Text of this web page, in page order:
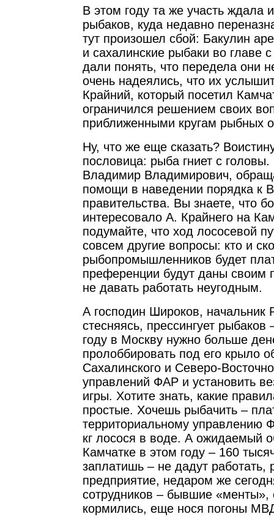
В этом году та же участь ждала
рыбаков, куда недавно
тут произошел сбой: Бакулин
и сахалинские рыбаки во главе
дали понять, что передела они
очень надеялись, что их
Крайний, который посетил
ограничился решением своих
приближенными кругам рыбных
Ну, что же еще сказать?
пословица: рыба гниет с
Владимир Владимирович,
помощи в наведении порядка к
правительства. Вы знаете, что
интересовало А. Крайнего на
подумайте, что ход лососевой
совсем другие вопросы: кто и
рыбопромышленников будет
преференции будут даны своим
не давать работать неугодным.
А господин Широков, начальник
стесняясь, прессингует рыбаков
году в Москву нужно больше
пролоббировать под его крыло
Сахалинского и Северо-
управлений ФАР и установить
игры. Хотите знать, какие
простые. Хочешь рыбачить –
территориальному управлению
кг лосося в воде. А ожидаемый
Камчатке в этом году – 160
заплатишь – не дадут работать,
предприятие, недаром же
сотрудников – бывшие «менты»,
кормились, еще нося погоны